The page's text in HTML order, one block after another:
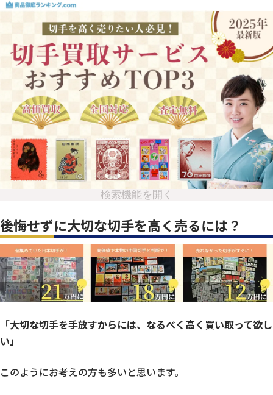
検索機能を開く
後悔せずに大切な切手を高く売るには？
「大切な切手を手放すからには、なるべく高く買い取って欲し
い」
このようにお考えの方も多いと思います。